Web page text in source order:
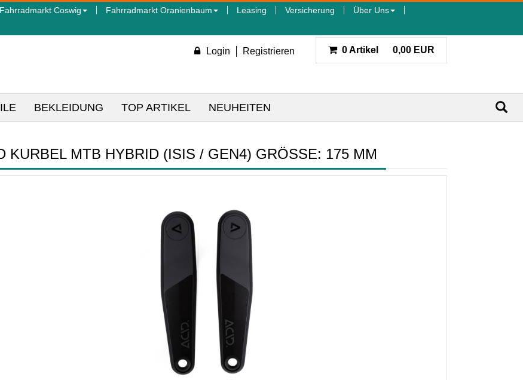
Fahrradmarkt Coswig Fahrradmarkt Oranienbaum Leasing Versicherung
Über Uns
Login Registrieren 0 Artikel 0,00 EUR
BEKLEIDUNG TOP ARTIKEL NEUHEITEN
KURBEL MTB HYBRID (ISIS / GEN4) GRÖSSE: 175 MM